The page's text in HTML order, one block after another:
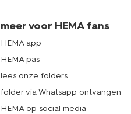
meer voor HEMA fans
HEMA app
HEMA pas
lees onze folders
folder via Whatsapp ontvangen
HEMA op social media